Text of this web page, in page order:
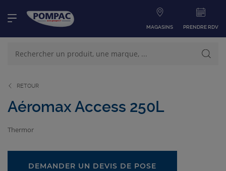
MAGASINS PRENDRE RDV
NOS PRODUITS
NOS CATÉGORIES
RETOUR
Aéromax Access 250L
Thermor